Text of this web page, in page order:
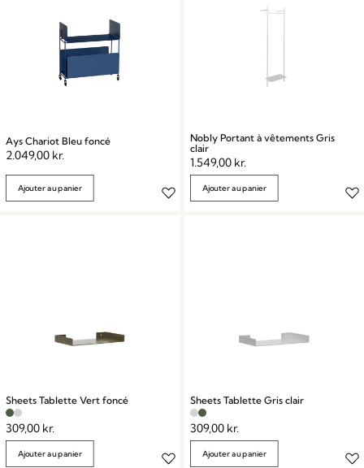
Ays Chariot Bleu foncé
2.049,00 kr.
Ajouter au panier
Nobly Portant à vêtements Gris
clair
1.549,00 kr.
Ajouter au panier
Sheets Tablette Vert foncé
309,00 kr.
Ajouter au panier
Sheets Tablette Gris clair
309,00 kr.
Ajouter au panier